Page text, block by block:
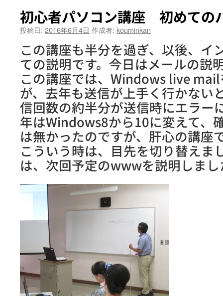
初心者パソコン講座 初めて
投稿日: 2016年6月4日 作成者: kouminkan
この講座も半分を過ぎ、以後、イ
ての説明です。今日はメールの
この講座では、Windows live
が、去年も送信が上手く行かない
信回数の約半分が送信時にエラー
年はWindows8から10に変えて、
は無かったのですが、肝心の講
こういう時は、目先を切り替えま
は、次回予定のwwwを説明しま